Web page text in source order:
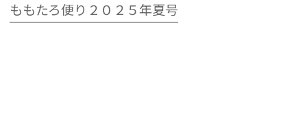
ももたろ便り２０２５年夏号